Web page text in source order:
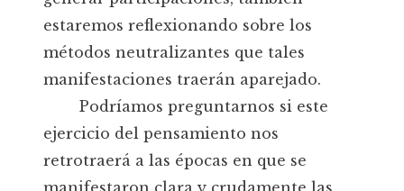
estaremos reflexionando sobre los
métodos neutralizantes que tales
manifestaciones traerán aparejado.
Podríamos preguntarnos si este
ejercicio del pensamiento nos
retrotraerá a las épocas en que se
manifestaron clara y crudamente las